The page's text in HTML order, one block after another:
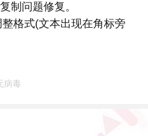
制问题修复。
格式(文本出现在角标旁
病毒